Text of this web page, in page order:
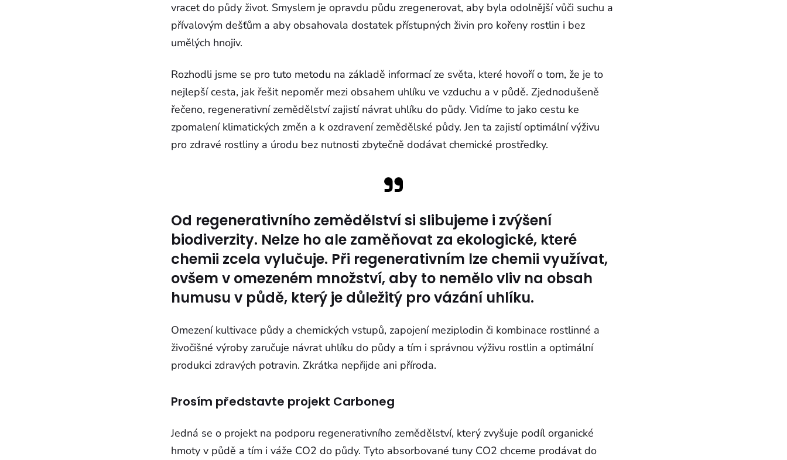
vracet do půdy život. Smyslem je opravdu půdu zregenerovat, aby byla odolnější vůči suchu a
přívalovým dešťům a aby obsahovala dostatek přístupných živin pro kořeny rostlin i bez
umělých hnojiv.
Rozhodli jsme se pro tuto metodu na základě informací ze světa, které hovoří o tom, že je to
nejlepší cesta, jak řešit nepoměr mezi obsahem uhlíku ve vzduchu a v půdě. Zjednodušeně
řečeno, regenerativní zemědělství zajistí návrat uhlíku do půdy. Vidíme to jako cestu ke
zpomalení klimatických změn a k ozdravení zemědělské půdy. Jen ta zajistí optimální výživu
pro zdravé rostliny a úrodu bez nutnosti zbytečně dodávat chemické prostředky.
Od regenerativního zemědělství si slibujeme i zvýšení
biodiverzity. Nelze ho ale zaměňovat za ekologické, které
chemii zcela vylučuje. Při regenerativním lze chemii využívat,
ovšem v omezeném množství, aby to nemělo vliv na obsah
humusu v půdě, který je důležitý pro vázání uhlíku.
Omezení kultivace půdy a chemických vstupů, zapojení meziplodin či kombinace rostlinné a
živočišné výroby zaručuje návrat uhlíku do půdy a tím i správnou výživu rostlin a optimální
produkci zdravých potravin. Zkrátka nepřijde ani příroda.
Prosím představte projekt Carboneg
Jedná se o projekt na podporu regenerativního zemědělství, který zvyšuje podíl organické
hmoty v půdě a tím i váže CO2 do půdy. Tyto absorbované tuny CO2 chceme prodávat do